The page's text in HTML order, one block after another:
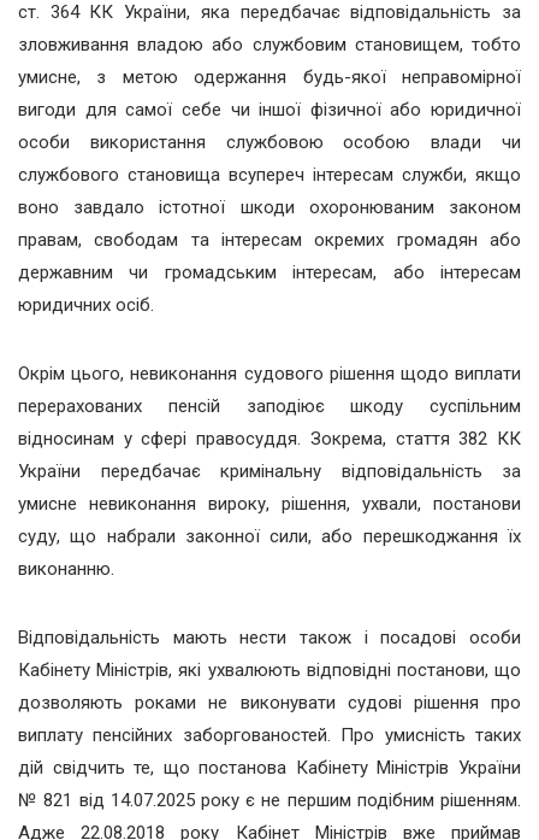
ст. 364 КК України, яка передбачає відповідальність за
зловживання владою або службовим становищем, тобто
умисне, з метою одержання будь-якої неправомірної
вигоди для самої себе чи іншої фізичної або юридичної
особи використання службовою особою влади чи
службового становища всупереч інтересам служби, якщо
воно завдало істотної шкоди охоронюваним законом
правам, свободам та інтересам окремих громадян або
державним чи громадським інтересам, або інтересам
юридичних осіб.
Окрім цього, невиконання судового рішення щодо виплати
перерахованих пенсій заподіює шкоду суспільним
відносинам у сфері правосуддя. Зокрема, стаття 382 КК
України передбачає кримінальну відповідальність за
умисне невиконання вироку, рішення, ухвали, постанови
суду, що набрали законної сили, або перешкоджання їх
виконанню.
Відповідальність мають нести також і посадові особи
Кабінету Міністрів, які ухвалюють відповідні постанови, що
дозволяють роками не виконувати судові рішення про
виплату пенсійних заборгованостей. Про умисність таких
дій свідчить те, що постанова Кабінету Міністрів України
№ 821 від 14.07.2025 року є не першим подібним рішенням.
Адже 22.08.2018 року Кабінет Міністрів вже приймав